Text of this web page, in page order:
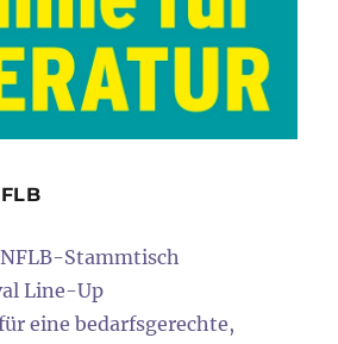
Stammtisch
Line-Up
eine bedarfsgerechte,